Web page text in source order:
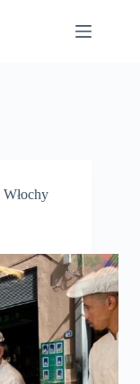
Włochy